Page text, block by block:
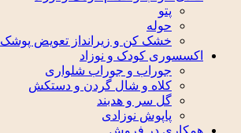
پتو
حوله
خشک کن و زیرانداز تعویض پوشک
اکسسوری کودک و نوزاد
جوراب و جوراب شلواری
کلاه و شال گردن و دستکش
گل سر و هدبند
پاپوش نوزادی